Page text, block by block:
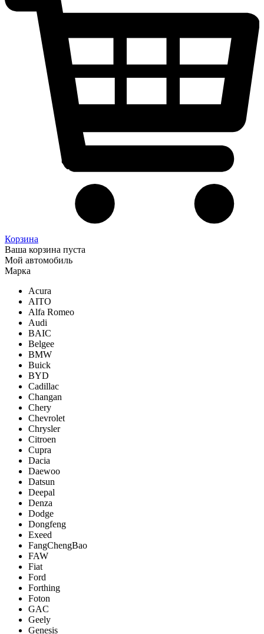
Корзина
Ваша корзина пуста
Мой автомобиль
Марка
Acura
AITO
Alfa Romeo
Audi
BAIC
Belgee
BMW
Buick
BYD
Cadillac
Changan
Chery
Chevrolet
Chrysler
Citroen
Cupra
Dacia
Daewoo
Datsun
Deepal
Denza
Dodge
Dongfeng
Exeed
FangChengBao
FAW
Fiat
Ford
Forthing
Foton
GAC
Geely
Genesis